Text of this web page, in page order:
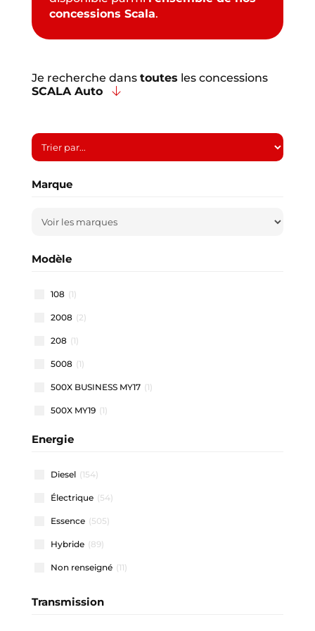
concessions Scala.
Je recherche dans toutes les concessions
SCALA Auto
Marque
Modèle
108 (1)
2008 (2)
208 (1)
5008 (1)
500X BUSINESS MY17 (1)
500X MY19 (1)
500X MY22
911 CARRERA COUPE
A1 ALLSTREET
A1 SPORTBACK
A3 ALLSTREET
A3 BERLINE (1)
A3 SPORTBACK
Energie
Diesel (154)
Électrique (54)
Essence (505)
Hybride (89)
Non renseigné (11)
Transmission